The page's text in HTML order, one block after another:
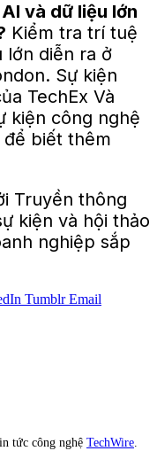
và dữ liệu lớn
Kiểm tra trí tuệ
lớn diễn ra ở
Sự kiện
TechEx Và
kiện công nghệ
để biết thêm
Truyền thông
kiện và hội thảo
nghiệp sắp
Tumblr Email
tức công nghệ TechWire.